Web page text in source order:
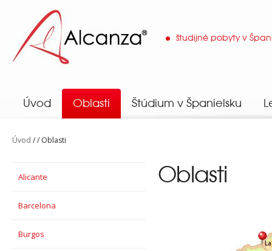
študijné pobyty v
Úvod Oblasti Štúdium v Španielsku
Úvod / / Oblasti
Oblasti
Alicante
Barcelona
Burgos